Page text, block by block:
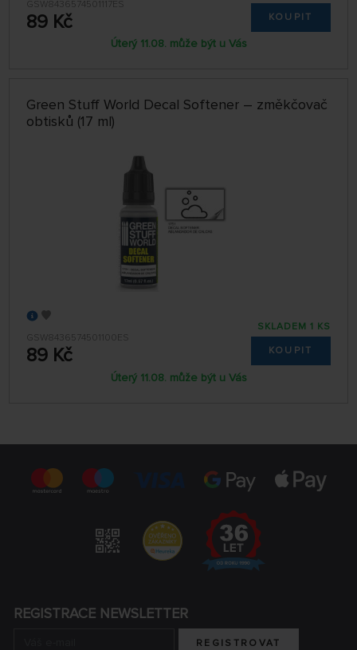
GSW8436574501117ES
89 Kč KOUPIT
Úterý 11.08. může být u Vás
Green Stuff World Decal Softener – změkčovač
obtisků (17 ml)
GSW8436574501100ES
89 Kč
SKLADEM 1 KS
KOUPIT
Úterý 11.08. může být u Vás
REGISTRACE NEWSLETTER
REGISTROVAT